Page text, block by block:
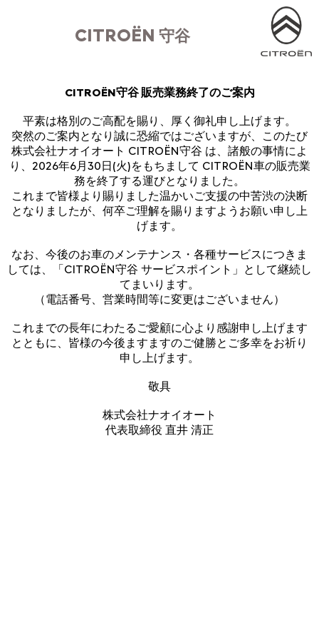
CITROËN 守谷
CITROËN守谷 販売業務終了のご案内
平素は格別のご高配を賜り、厚く御礼申し上げます。
突然のご案内となり誠に恐縮ではございますが、このたび
株式会社ナオイオート CITROËN守谷 は、諸般の事情によ
り、2026年6月30日(火)をもちまして CITROËN車の販売業
務を終了する運びとなりました。
これまで皆様より賜りました温かいご支援の中苦渋の決断
となりましたが、何卒ご理解を賜りますようお願い申し上
げます。
なお、今後のお車のメンテナンス・各種サービスにつきま
しては、「CITROËN守谷 サービスポイント」として継続し
てまいります。
（電話番号、営業時間等に変更はございません）
これまでの長年にわたるご愛顧に心より感謝申し上げます
とともに、皆様の今後ますますのご健勝とご多幸をお祈り
申し上げます。
敬具
株式会社ナオイオート
代表取締役 直井 清正